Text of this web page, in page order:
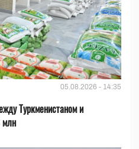
05.08.2026 - 14:35
Туркменистаном и
млн